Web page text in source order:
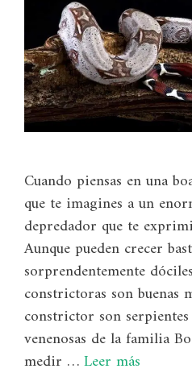
Cuando piensas en una
que te imagines a un
depredador que te
Aunque pueden crecer
sorprendentemente
constrictoras son buenas
constrictor son
venenosas de la familia
medir …Leer más